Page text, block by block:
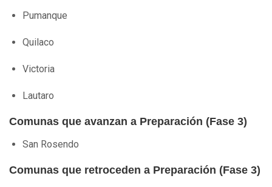
Pumanque
Quilaco
Victoria
Lautaro
Comunas que avanzan a Preparación (Fase 3)
San Rosendo
Comunas que retroceden a Preparación (Fase 3)